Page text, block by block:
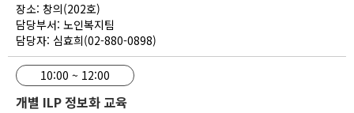
장소: 창의(202호)
담당부서: 노인복지팀
담당자: 심효희(02-880-0898)
10:00 ~ 12:00
개별 ILP 정보화 교육